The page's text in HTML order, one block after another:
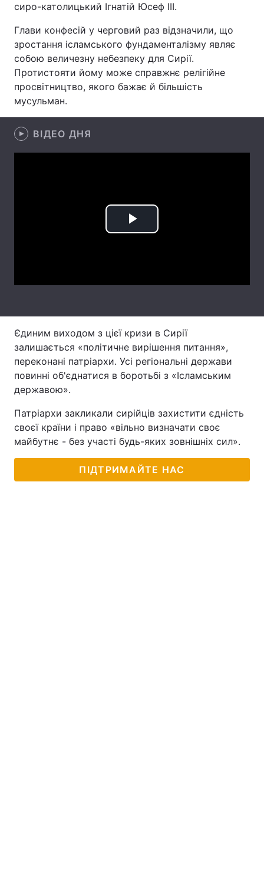
Головна Війна
Україна Політика
Економіка
Спорт
Туризм
Інтерв'ю Думки
Архів Вакансії
Послуги
сиро-католицький Ігнатій Юсеф III.
Глави конфесій у черговий раз відзначили, що
зростання ісламського фундаменталізму являє
собою величезну небезпеку для Сирії.
Протистояти йому може справжнє релігійне
просвітництво, якого бажає й більшість
мусульман.
ВІДЕО ДНЯ
Play
Єдиним виходом з цієї кризи в Сирії
залишається «політичне вирішення питання»,
переконані патріархи. Усі регіональні держави
повинні об'єднатися в боротьбі з «Ісламським
державою».
Патріархи закликали сирійців захистити єдність
своєї країни і право «вільно визначати своє
майбутнє - без участі будь-яких зовнішніх сил».
ПІДТРИМАЙТЕ НАС